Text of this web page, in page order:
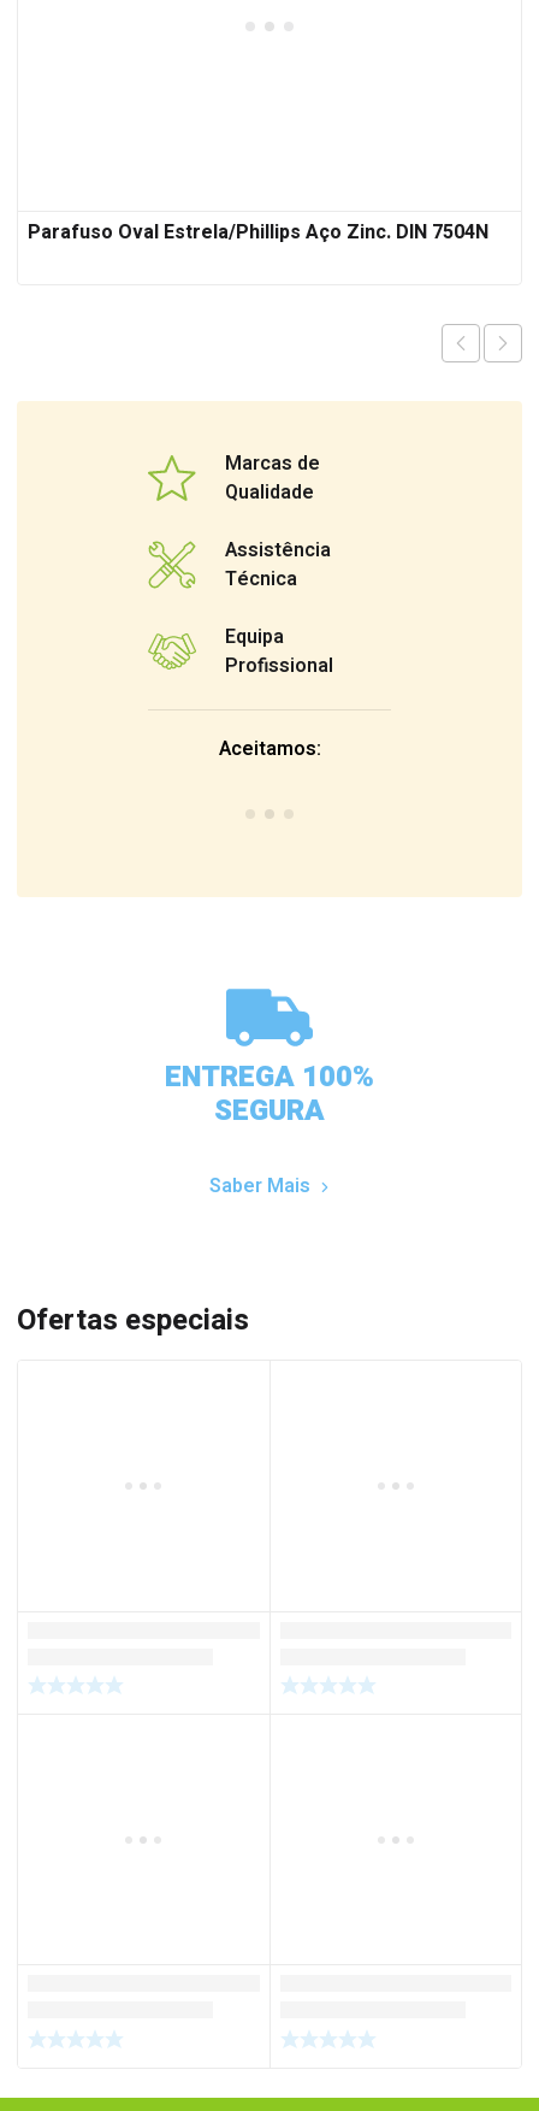
Parafuso Oval Estrela/Phillips Aço Zinc. DIN 7504N
Marcas de
Qualidade
Assistência
Técnica
Equipa
Profissional
Aceitamos:
ENTREGA 100%
SEGURA
Saber Mais
Ofertas especiais